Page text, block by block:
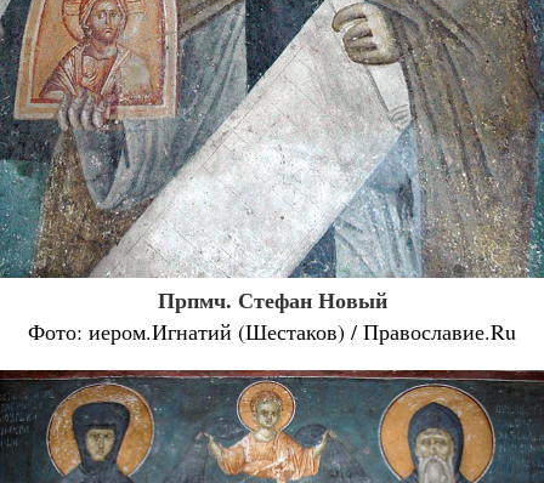
Прпмч. Стефан Новый
Фото: иером.Игнатий (Шестаков) / Православие.Ru